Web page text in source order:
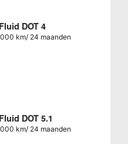
DOT 4
km/ 24 maanden
DOT 5.1
km/ 24 maanden